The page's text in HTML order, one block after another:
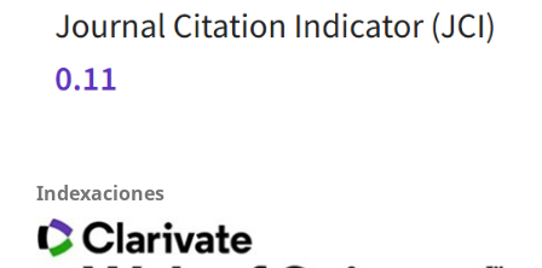
Indexaciones